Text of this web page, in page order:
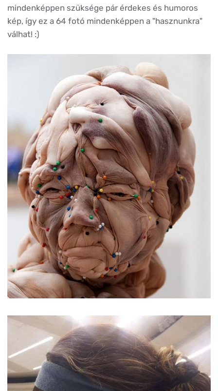
mindenképpen szüksége pár érdekes és humoros
kép, így ez a 64 fotó mindenképpen a "hasznunkra"
válhat! :)